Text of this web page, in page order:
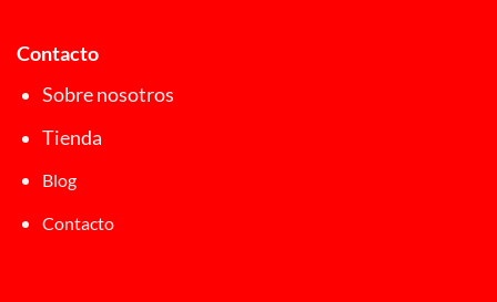
Contacto
Sobre nosotros
Tienda
Blog
Contacto